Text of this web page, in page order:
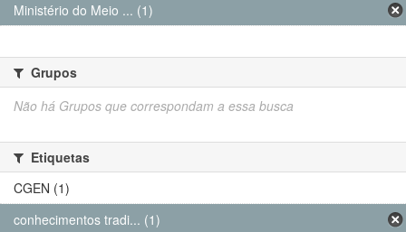
Ministério do Meio ... (1)
Grupos
Não há Grupos que correspondam a essa busca
Etiquetas
CGEN (1)
conhecimentos tradi... (1)